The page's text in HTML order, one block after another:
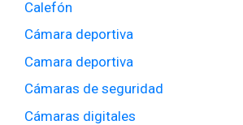
Calefón
Cámara deportiva
Camara deportiva
Cámaras de seguridad
Cámaras digitales